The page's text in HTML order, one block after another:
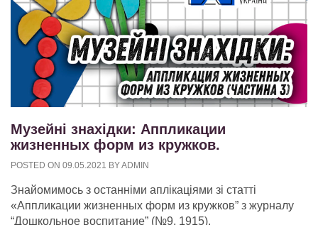
Музейні знахідки: Аппликации
жизненных форм из кружков.
POSTED ON 09.05.2021 BYADMIN
Знайомимось з останніми аплікаціями зі статті
«Аппликации жизненных форм из кружков” з журналу
“Дошкольное воспитание” (№9, 1915).